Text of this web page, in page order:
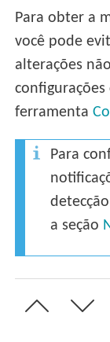
Para obter a
você pode
alterações
ferramenta
Para
a seção